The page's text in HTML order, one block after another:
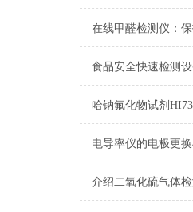
在线甲醛检测仪：
食品安全快速检测设
电导率仪的电极更